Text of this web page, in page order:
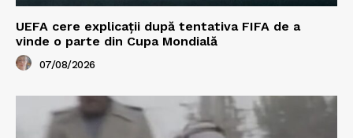
UEFA cere explicații după tentativa FIFA de a
vinde o parte din Cupa Mondială
07/08/2026